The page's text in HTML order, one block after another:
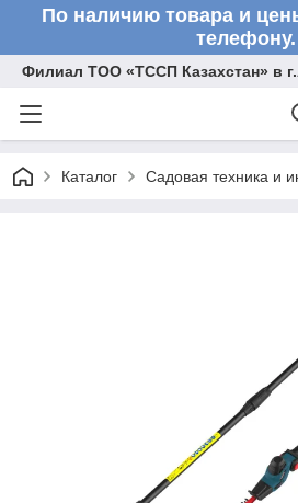
По наличию товара и
телефону.
Филиал ТОО «ТССП Казахстан» в
Каталог Садовая техника и